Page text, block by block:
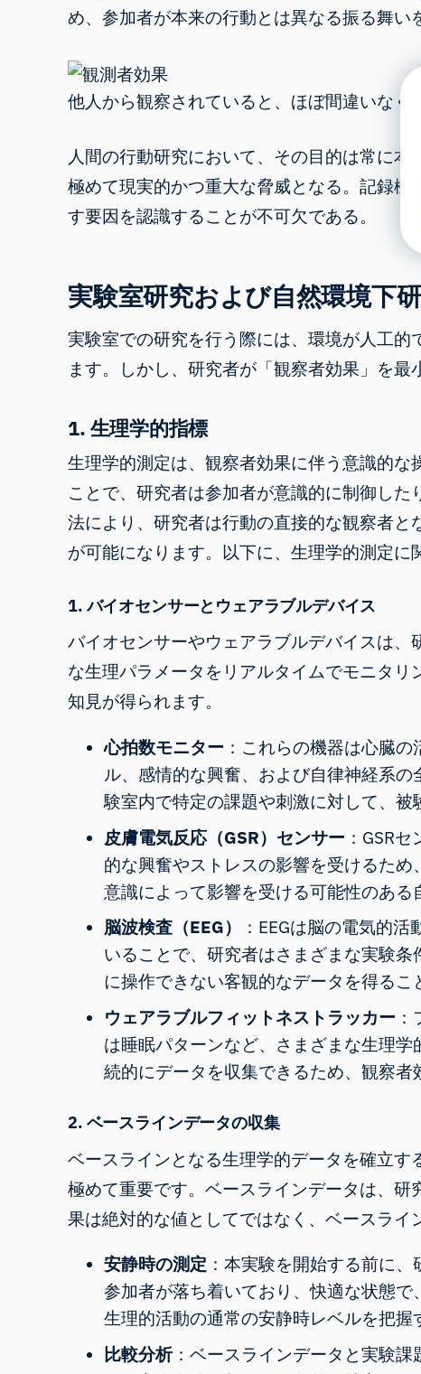
め、参加者が本来の行動とは異なる振る舞い
他人から観察されていると、ほぼ間違いなく
人間の行動研究において、その目的は常に
極めて現実的かつ重大な脅威となる。記録
す要因を認識することが不可欠である。
実験室研究および自然環境下
実験室での研究を行う際には、環境が人工
ます。しかし、研究者が「観察者効果」を
1. 生理学的指標
生理学的測定は、観察者効果に伴う意識的
ことで、研究者は参加者が意識的に制御し
法により、研究者は行動の直接的な観察者
が可能になります。以下に、生理学的測定に
1. バイオセンサーとウェアラブルデバイス
バイオセンサーやウェアラブルデバイスは
な生理パラメータをリアルタイムでモニタ
知見が得られます。
心拍数モニター ：これらの機器は心臓
ル、感情的な興奮、および自律神経系
験室内で特定の課題や刺激に対して、被
皮膚電気反応（GSR）センサー ：GSR
的な興奮やストレスの影響を受けるため、
意識によって影響を受ける可能性のある
脳波検査（EEG）
： EEGは脳の電気的活
いることで、研究者はさまざまな実験
に操作できない客観的なデータを得るこ
ウェアラブルフィットネストラッカー ：
は睡眠パターンなど、さまざまな生理
続的にデータを収集できるため、観察者
2. ベースラインデータの収集
ベースラインとなる生理学的データを確立
極めて重要です。ベースラインデータは、
果は絶対的な値としてではなく、ベースライ
安静時の測定 ：本実験を開始する前に
参加者が落ち着いており、快適な状態
生理的活動の通常の安静時レベルを把握
比較分析：ベースラインデータと実験